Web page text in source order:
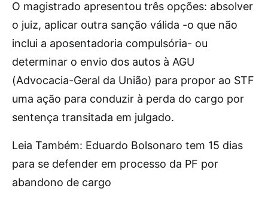
O magistrado apresentou três opções: absolver
o juiz, aplicar outra sanção válida -o que não
inclui a aposentadoria compulsória- ou
determinar o envio dos autos à AGU
(Advocacia-Geral da União) para propor ao STF
uma ação para conduzir à perda do cargo por
sentença transitada em julgado.
Leia Também: Eduardo Bolsonaro tem 15 dias
para se defender em processo da PF por
abandono de cargo